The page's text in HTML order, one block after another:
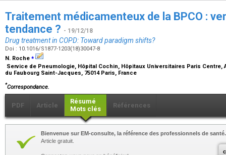
Traitement médicamenteux de la BPCO :
tendance ? - 19/12/18
Drug treatment in COPD: Toward paradigm shifts?
Doi : 10.1016/S1877-1203(18)30047-8
N. Roche ⁎
Service de Pneumologie, Hôpital Cochin, Hôpitaux Universitaires Paris Centre,
du Faubourg Saint-Jacques, 75014 Paris, France
*Correspondance.
PDF Article
Résumé
Mots clés
Références
Bienvenue sur EM-consulte, la référence des professionnels de santé.
Article gratuit.